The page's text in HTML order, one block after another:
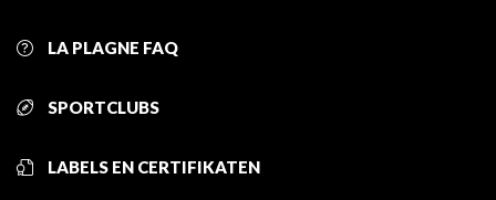
LA PLAGNE FAQ
SPORTCLUBS
LABELS EN CERTIFIKATEN